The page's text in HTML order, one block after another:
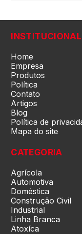
Rio
INSTITUCIONAL
Home
Empresa
Produtos
Política
Contato
Artigos
Blog
Política de
Mapa do site
CATEGORIA
Agrícola
Automotiva
Doméstica
Construção Civil
Industrial
Linha Branca
Atoxíca